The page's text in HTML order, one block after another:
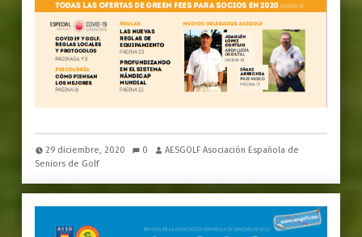
29 diciembre, 2020 0
AESGOLF Asociación Española de
Seniors de Golf